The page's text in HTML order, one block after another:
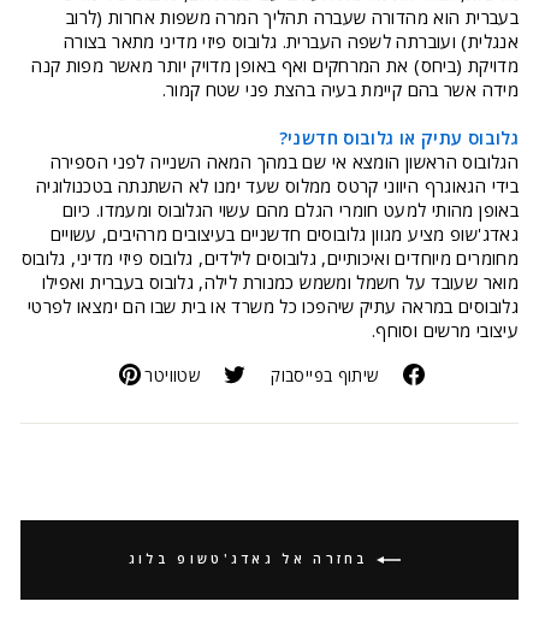
בעברית הוא מהדורה שעברה תהליך המרה משפות אחרות (לרוב
אנגלית) ועוברתה לשפה העברית. גלובוס פיזי מדיני מתאר בצורה
מדויקת (ביחס) את המרחקים ואף באופן מדויק יותר מאשר מפות קנה
מידה אשר בהם קיימת בעיה בהצת פני שטח קמור.
גלובוס עתיק או גלובוס חדשני?
הגלובוס הראשון הומצא אי שם במהך המאה השנייה לפני הספירה
בידי הגאוגרף היווני קרטס ממלוס שעד ימנו לא השתנתה בטכנולוגיה
באופן מהותי למעט חומרי הגלם מהם עשוי הגלובוס ומעמדו. כיום
גאדג'שופ מציע מגוון גלובוסים חדשניים בעיצובים מרהיבים, עשויים
מחומרים מיוחדים ואיכותיים, גלובוסים לילדים, גלובוס פיזי מדיני, גלובוס
מואר שעובד על חשמל ומשמש כמנורת לילה, גלובוס בעברית ואפילו
גלובוסים במראה עתיק שיהפכו כל משרד או בית שבו הם ימצאו לפרטי
עיצובי מרשים וסוחף.
שיתוף בפייסבוק שטוויטר
בחזרה אל גאדג'טשופ בלוג